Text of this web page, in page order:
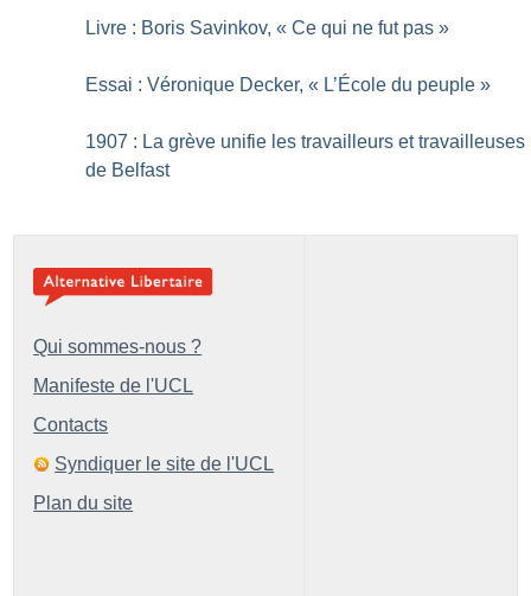
Livre : Boris Savinkov, « Ce qui ne fut pas »
Essai : Véronique Decker, « L’École du peuple »
1907 : La grève unifie les travailleurs et travailleuses
de Belfast
Qui sommes-nous ?
Manifeste de l'UCL
Contacts
Syndiquer le site de l'UCL
Plan du site